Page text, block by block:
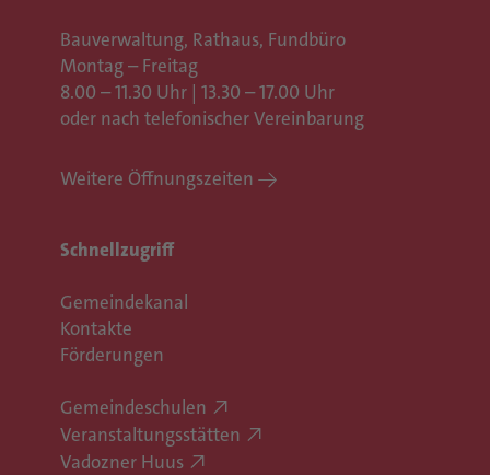
Bauverwaltung, Rathaus, Fundbüro
Montag – Freitag
8.00 – 11.30 Uhr | 13.30 – 17.00 Uhr
oder nach telefonischer Vereinbarung
Weitere Öffnungszeiten
Schnellzugriff
Gemeindekanal
Kontakte
Förderungen
Gemeindeschulen
Veranstaltungsstätten
Vadozner Huus